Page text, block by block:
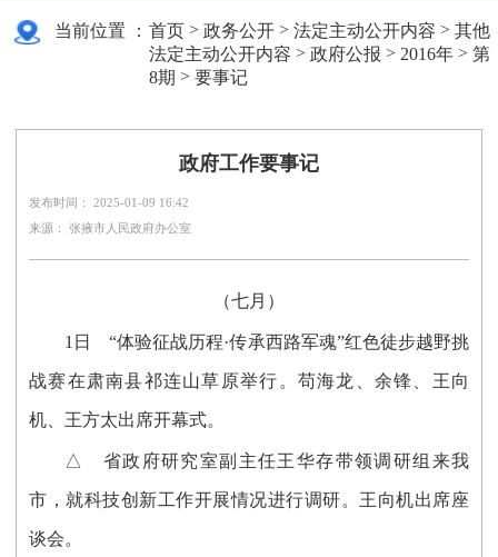
当前位置 ： 首页 >政务公开 >法定主动公开内容 >其他
法定主动公开内容 >政府公报 > 2016年 >第
8期 >要事记
政府工作要事记
发布时间： 2025-01-09 16:42
来源： 张掖市人民政府办公室
（七月）
1日 “体验征战历程·传承西路军魂”红色徒步越野挑
战赛在肃南县祁连山草原举行。苟海龙、余锋、王向
机、王方太出席开幕式。
△ 省政府研究室副主任王华存带领调研组来我
市，就科技创新工作开展情况进行调研。王向机出席座
谈会。